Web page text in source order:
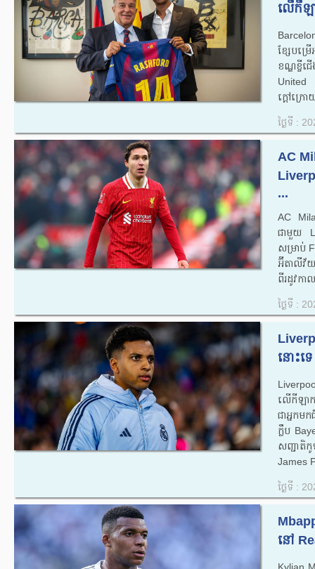
លើកីឡ
ខ្សែ​បម្រ
ខណ្ឌ​ខ្ចី​
United
ក្ដៅ​ក្រោ
ថ្ងៃទី :
AC
...
AC
ជាមួយ
សម្រាប់
អ៊ីតាលីវ័យ
ពីរដូវក
ថ្ងៃទី :
នោះទ
លើកីឡាក
ជាអ្នកម
ក្លឹប
សញ្ជាតិ
James
ថ្ងៃទី :
នៅ